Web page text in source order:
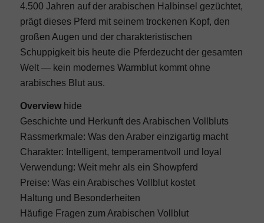
4.500 Jahren auf der arabischen Halbinsel gezüchtet,
prägt dieses Pferd mit seinem trockenen Kopf, den
großen Augen und der charakteristischen
Schuppigkeit bis heute die Pferdezucht der gesamten
Welt — kein modernes Warmblut kommt ohne
arabisches Blut aus.
Overview hide
Geschichte und Herkunft des Arabischen Vollbluts
Rassmerkmale: Was den Araber einzigartig macht
Charakter: Intelligent, temperamentvoll und loyal
Verwendung: Weit mehr als ein Showpferd
Preise: Was ein Arabisches Vollblut kostet
Haltung und Besonderheiten
Häufige Fragen zum Arabischen Vollblut